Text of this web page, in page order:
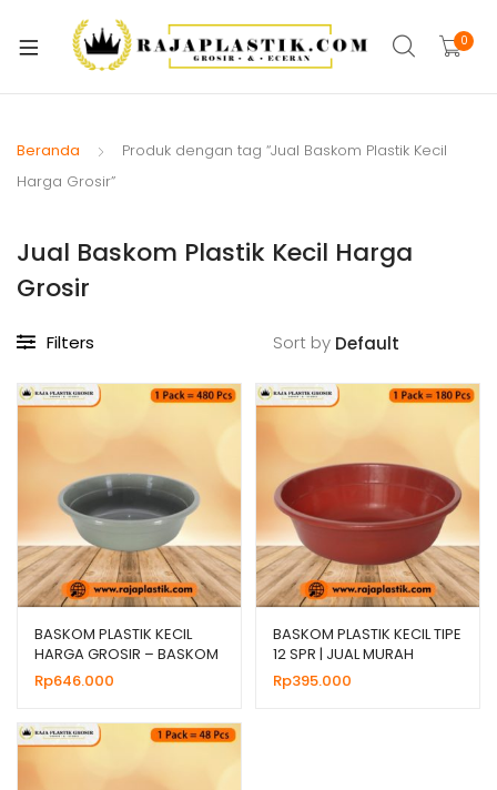
0
Beranda
Produk dengan tag “Jual Baskom Plastik Kecil
Harga Grosir”
Jual Baskom Plastik Kecil Harga
Grosir
Filters Sort by
BASKOM PLASTIK KECIL
HARGA GROSIR – BASKOM
10 ABU
Rp646.000
BASKOM PLASTIK KECIL TIPE
12 SPR | JUAL MURAH
HARGA GROSIR
Rp395.000